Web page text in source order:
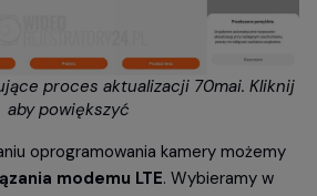
proces aktualizacji 70mai. Kliknij
aby powiększyć
oprogramowania kamery możemy
modemu LTE. Wybieramy w